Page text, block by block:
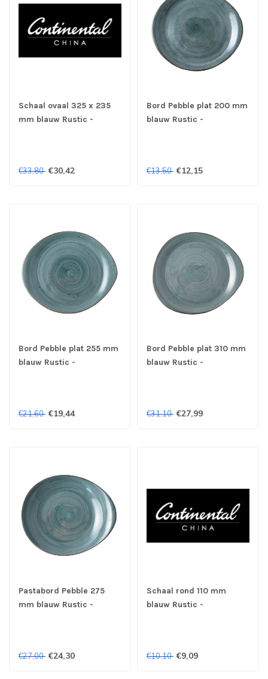
Schaal ovaal 325 x 235
mm blauw Rustic -
€33,80 €30,42
Bord Pebble plat 200 mm
blauw Rustic -
€13,50 €12,15
Bord Pebble plat 255 mm
blauw Rustic -
€21,60 €19,44
Bord Pebble plat 310 mm
blauw Rustic -
€31,10 €27,99
Pastabord Pebble 275
mm blauw Rustic -
€27,00 €24,30
Schaal rond 110 mm
blauw Rustic -
€10,10 €9,09